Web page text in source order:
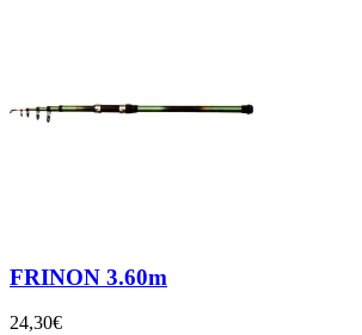
FRINON 3.60m
24,30€